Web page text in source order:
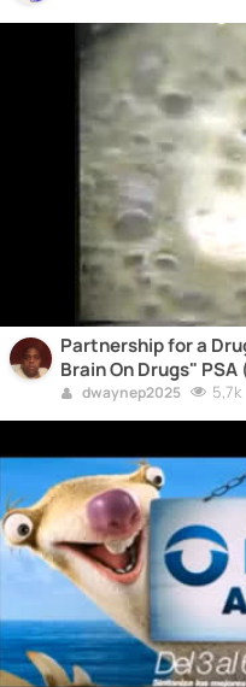
Partnership for a
Brain On Drugs" PSA
dwaynep2025 5,7k